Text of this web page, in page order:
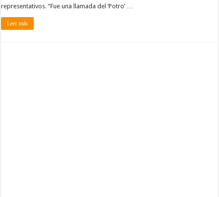
representativos. “Fue una llamada del ‘Potro’ …
Leer más